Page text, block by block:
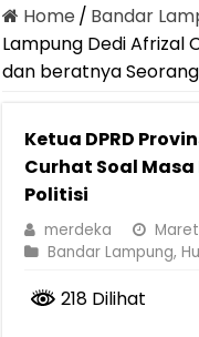
Home / Bandar
Lampung Dedi Afrizal
dan beratnya
Ketua DPRD
Curhat Soal
Politisi
merdeka
Maret
Bandar Lampung,
218 Dilihat